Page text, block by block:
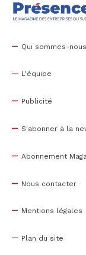
Qui sommes-
L'équipe
Publicité
S'abonner à la
Abonnement
Nous contacter
Mentions légales
Plan du site